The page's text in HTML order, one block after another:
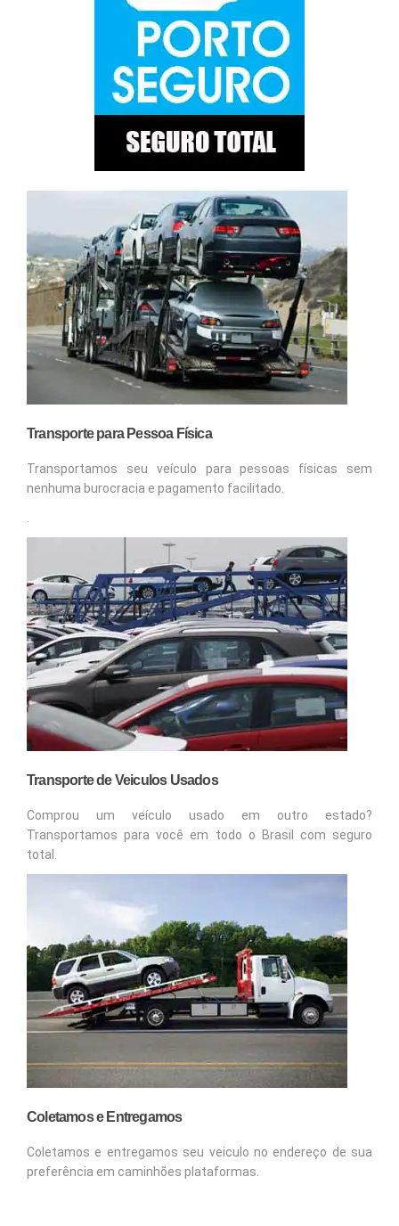
Transporte para Pessoa Física
Transportamos seu veículo para pessoas físicas sem
nenhuma burocracia e pagamento facilitado.
Transporte de Veiculos Usados
Comprou um veículo usado em outro estado?
Transportamos para você em todo o Brasil com seguro
total.
Coletamos e Entregamos
Coletamos e entregamos seu veiculo no endereço de sua
preferência em caminhões plataformas.